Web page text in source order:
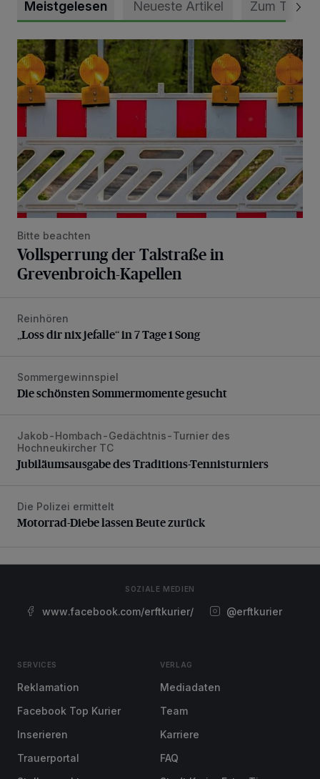
Meistgelesen Neueste Artikel Zum Thema
Vollsperrung der Talstraße in Grevenbroich-Kapellen
Bitte beachten
Vollsperrung der Talstraße in
Grevenbroich-Kapellen
„Loss dir nix jefalle“ in 7 Tage 1 Song
Reinhören
„Loss dir nix jefalle“ in 7 Tage 1 Song
Die schönsten Sommermomente gesucht
Sommergewinnspiel
Die schönsten Sommermomente gesucht
Jubiläumsausgabe des Traditions-Tennisturniers
Jakob-Hombach-Gedächtnis-Turnier des
Hochneukircher TC
Jubiläumsausgabe des Traditions-Tennisturniers
Motorrad-Diebe lassen Beute zurück
Die Polizei ermittelt
Motorrad-Diebe lassen Beute zurück
SOZIALE MEDIEN
www.facebook.com/erftkurier/ @erftkurier
SERVICES
Reklamation
Facebook Top Kurier
Inserieren
Trauerportal
VERLAG
Mediadaten
Team
Karriere
FAQ